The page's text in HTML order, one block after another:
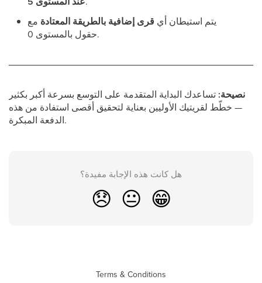
يتم استيطان أي قرى إضافية بالطريقة المعتادة مع
حقول بالمستوى 0.
نصيحة: تساعدك البداية المتقدمة على التوسع بسرعة أكبر بكثير
— خطّط لقريتيك الأوليين بعناية لتحقيق أقصى استفادة من هذه
الدفعة المبكرة.
هل كانت هذه الإجابة مفيدة؟
😞 😐 😁
Terms & Conditions